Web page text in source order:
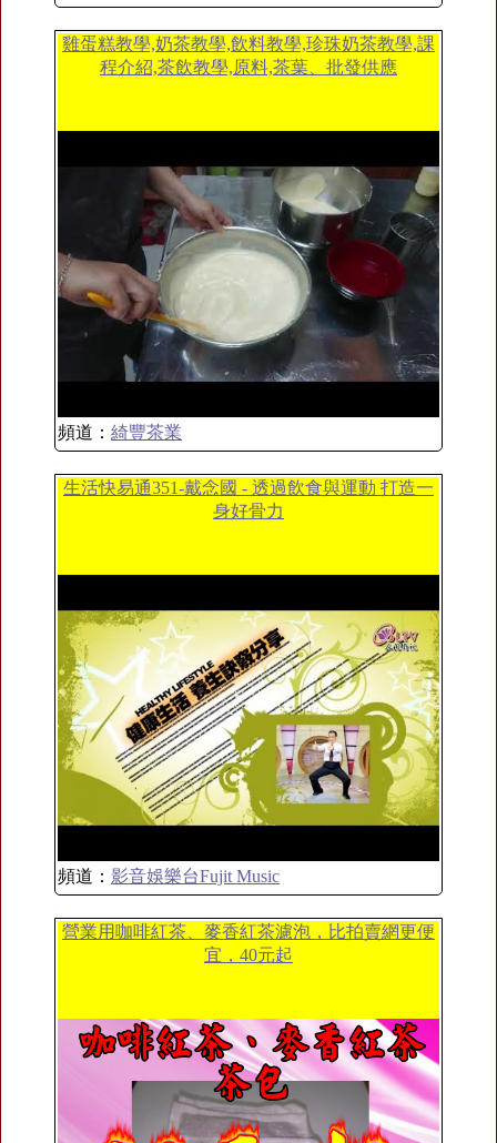
雞蛋糕教學,奶茶教學,飲料教學,珍珠奶茶教學,課
程介紹,茶飲教學,原料,茶葉、批發供應
頻道： 綺豐茶業
生活快易通351-戴念國 - 透過飲食與運動 打造一
身好骨力
頻道： 影音娛樂台Fujit Music
營業用咖啡紅茶、麥香紅茶濾泡，比拍賣網更便
宜，40元起